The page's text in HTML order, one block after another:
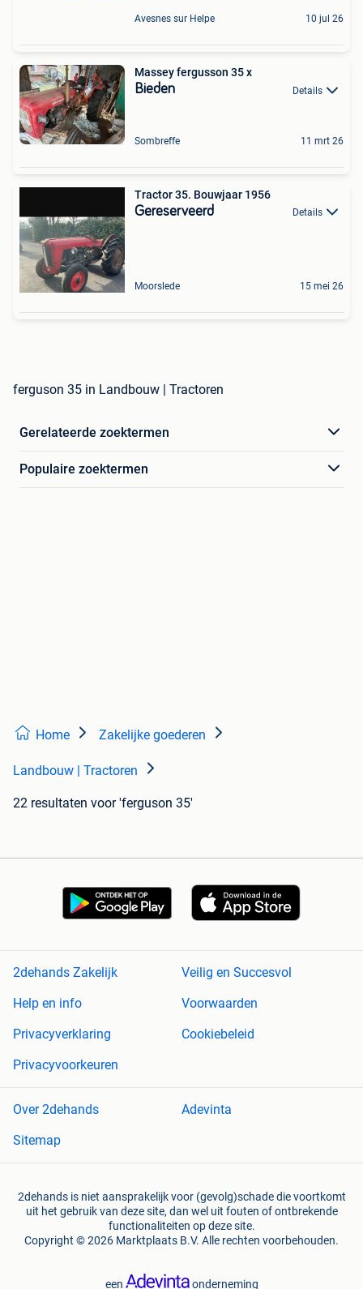
Avesnes sur Helpe 10 jul 26
Massey fergusson 35 x
Bieden Details
Sombreffe 11 mrt 26
Tractor 35. Bouwjaar 1956
Gereserveerd Details
Moorslede 15 mei 26
ferguson 35 in Landbouw | Tractoren
Gerelateerde zoektermen
Populaire zoektermen
Home Zakelijke goederen
Landbouw | Tractoren
22 resultaten voor 'ferguson 35'
2dehands Zakelijk
Veilig en Succesvol
Help en info
Voorwaarden
Privacyverklaring
Cookiebeleid
Privacyvoorkeuren
Over 2dehands
Adevinta
Sitemap
2dehands is niet aansprakelijk voor (gevolg)schade die voortkomt
uit het gebruik van deze site, dan wel uit fouten of ontbrekende
functionaliteiten op deze site.
Copyright © 2026 Marktplaats B.V. Alle rechten voorbehouden.
een onderneming